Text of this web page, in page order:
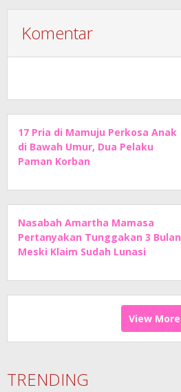
Komentar
17 Pria di Mamuju Perkosa Anak
di Bawah Umur, Dua Pelaku
Paman Korban
Nasabah Amartha Mamasa
Pertanyakan Tunggakan 3 Bulan
Meski Klaim Sudah Lunasi
View More
TRENDING